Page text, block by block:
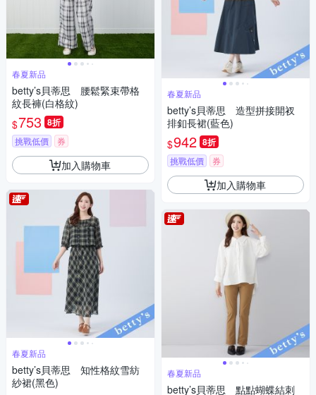
春夏新品
betty’s貝蒂思 腰鬆緊束帶格
紋長褲(白格紋)
$753 8折
挑戰低價 券
加入購物車
春夏新品
betty’s貝蒂思 知性格紋雪紡
紗裙(黑色)
春夏新品
betty’s貝蒂思 造型拼接開衩
排釦長裙(藍色)
$942 8折
挑戰低價 券
加入購物車
春夏新品
betty’s貝蒂思 點點蝴蝶結刺